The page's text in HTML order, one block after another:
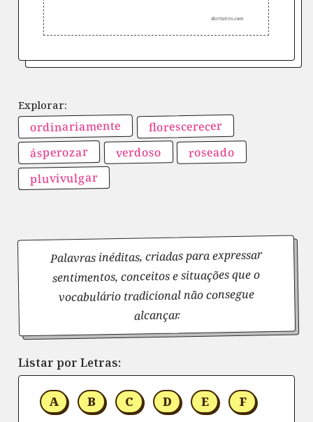
ordinariamente florescerecer
ásperozar verdoso roseado
pluvivulgar
Palavras inéditas, criadas para expressar
sentimentos, conceitos e situações que o
vocabulário tradicional não consegue
alcançar.
Listar por Letras:
A B C D E F